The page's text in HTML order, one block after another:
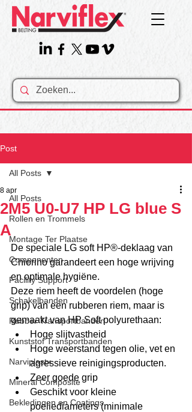
Post
All Posts
Rollen en Trommels
Montage Ter Plaatse
Componenten
Facility Support
Schakelbanden
Rubber Transportbanden
Kunststof Transportbanden
Narviplastx
Mineral Composite
Bekledingen en Coatings
All Posts
2M5 U0-U7 HP LG blue S
A
8 apr
De speciale LG soft HP®-deklaag van
Chiorino garandeert een hoge wrijving
en optimale hygiëne.
Deze riem heeft de voordelen (hoge
grip) van een rubberen riem, maar is
gemaakt van HP Soft polyurethaan:
Hoge slijtvastheid
Hoge weerstand tegen olie, vet en
agressieve reinigingsproducten.
Zeer goede grip
Geschikt voor kleine
poeliediameters (minimale